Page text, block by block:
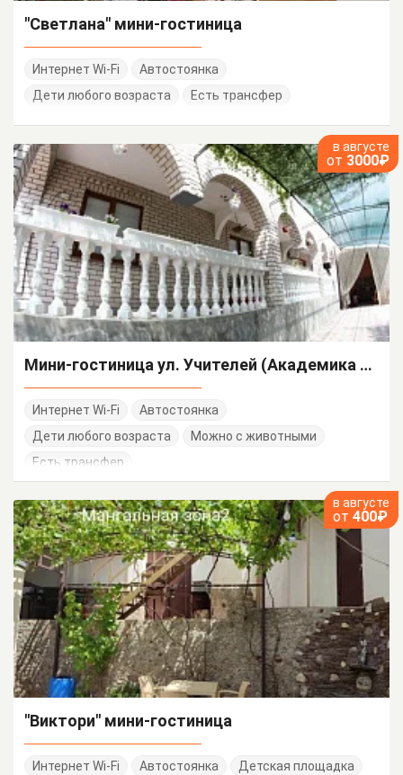
"Светлана" мини-гостиница
Интернет Wi-Fi
Автостоянка
Дети любого возраста
Есть трансфер
в августе
от 3000₽
Мини-гостиница ул. Учителей (Академика Сахарова)
Интернет Wi-Fi
Автостоянка
Дети любого возраста
Можно с животными
Есть трансфер
в августе
от 400₽
"Виктори" мини-гостиница
Интернет Wi-Fi Автостоянка
Детская площадка